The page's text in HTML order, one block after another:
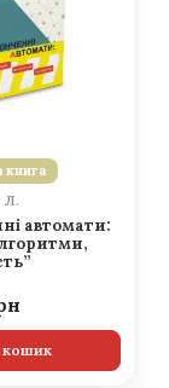
книга
Л.
автомати:
кошик